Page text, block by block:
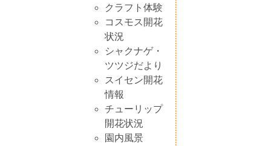
クラフト体験
コスモス開花
状況
シャクナゲ・
ツツジだより
スイセン開花
情報
チューリップ
開花状況
園内風景